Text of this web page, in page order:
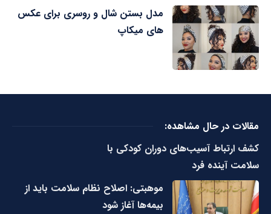
مدل بستن شال و روسری برای عکس
های میکاپ
مقالات در حال مشاهده:
کشف ارتباط آسیب‌های دوران کودکی با
سلامت آینده فرد
موهبتی: اصلاح نظام سلامت باید از
بیمه‌ها آغاز شود